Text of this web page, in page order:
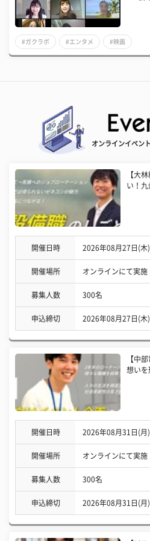
#ガクラボ #エンタメ #映画
オンラインイベン
【大
い！九
開催日時 2026年08月27日(木
開催場所 オンラインにて実施
募集人数 300名
申込締切 2026年08月27日(木
【中
想いを
開催日時 2026年08月31日(月
開催場所 オンラインにて実施
募集人数 300名
申込締切 2026年08月31日(月